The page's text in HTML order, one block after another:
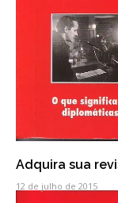
Adquira sua
12 de julho de 2015